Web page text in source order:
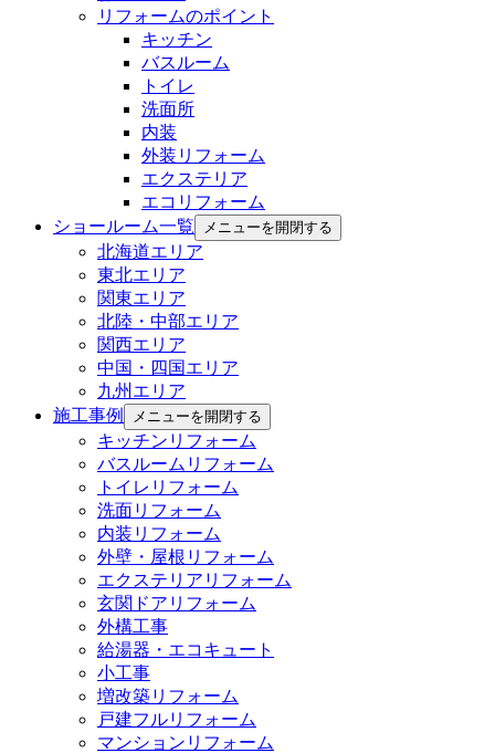
リフォームのポイント
キッチン
バスルーム
トイレ
洗面所
内装
外装リフォーム
エクステリア
エコリフォーム
ショールーム一覧
メニューを開閉する
北海道エリア
東北エリア
関東エリア
北陸・中部エリア
関西エリア
中国・四国エリア
九州エリア
施工事例
メニューを開閉する
キッチンリフォーム
バスルームリフォーム
トイレリフォーム
洗面リフォーム
内装リフォーム
外壁・屋根リフォーム
エクステリアリフォーム
玄関ドアリフォーム
外構工事
給湯器・エコキュート
小工事
増改築リフォーム
戸建フルリフォーム
マンションリフォーム